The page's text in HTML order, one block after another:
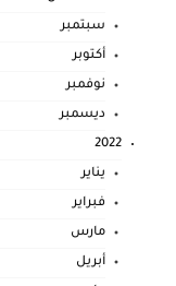
سبتمبر
أكتوبر
نوفمبر
ديسمبر
2022
يناير
فبراير
مارس
أبريل